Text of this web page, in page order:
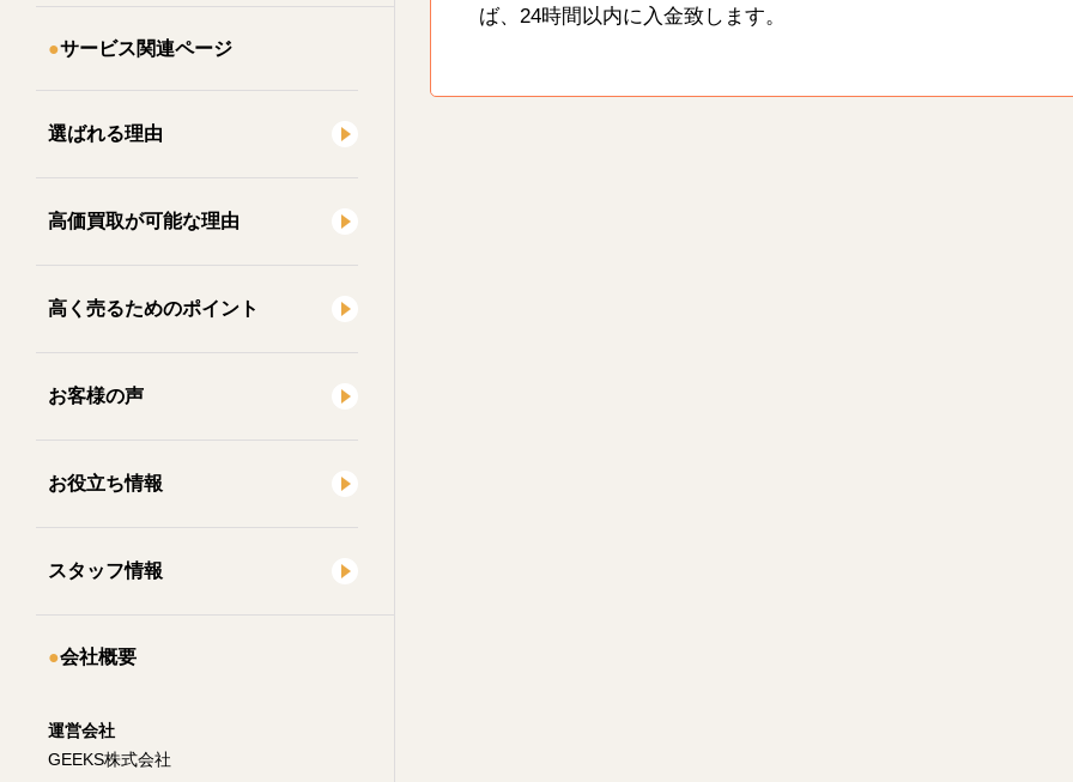
サービス関連ページ
選ばれる理由
高価買取が可能な理由
高く売るためのポイント
お客様の声
お役立ち情報
スタッフ情報
会社概要
運営会社
GEEKS株式会社
ば、24時間以内に入金致します。